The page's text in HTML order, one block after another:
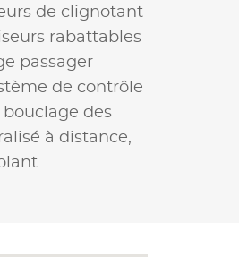
de clignotant
rabattables
passager
de contrôle
bouclage des
à distance,